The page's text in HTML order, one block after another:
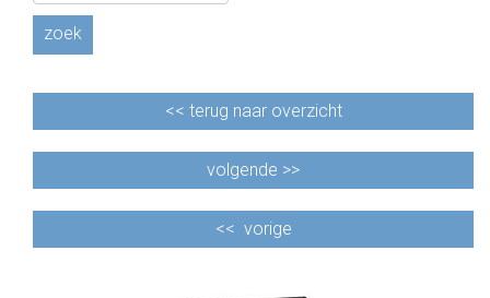
zoek
<< terug naar overzicht
volgende >>
<< vorige